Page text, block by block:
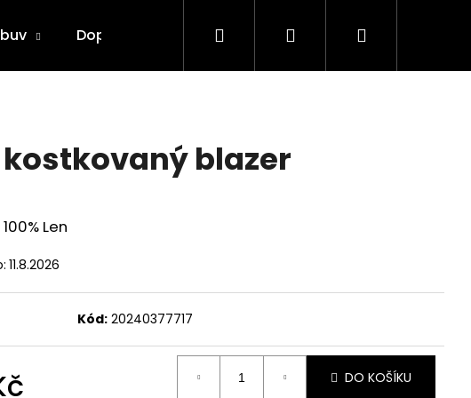
Doplňky VoucheryHledat PřihlášeníNákupní
blazer
Len
11.8.2026
Kód: 20240377717
DO KOŠÍKU
Následující